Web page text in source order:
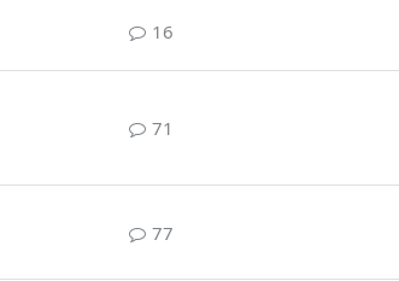
16
71
77